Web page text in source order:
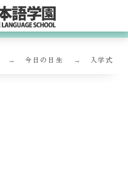
今日の日生 入学式